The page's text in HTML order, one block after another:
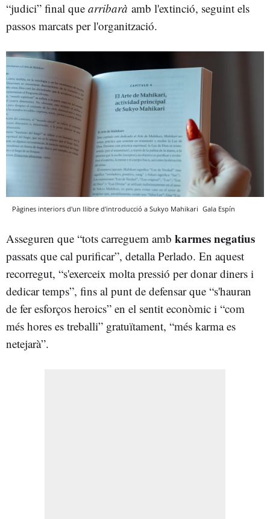
“judici” final que arribarà amb l'extinció, seguint els
passos marcats per l'organització.
Pàgines interiors d'un llibre d'introducció a Sukyo Mahikari Gala Espín
Asseguren que “tots carreguem amb karmes negatius
passats que cal purificar”, detalla Perlado. En aquest
recorregut, “s'exerceix molta pressió per donar diners i
dedicar temps”, fins al punt de defensar que “s'hauran
de fer esforços heroics” en el sentit econòmic i “com
més hores es treballi” gratuïtament, “més karma es
netejarà”.